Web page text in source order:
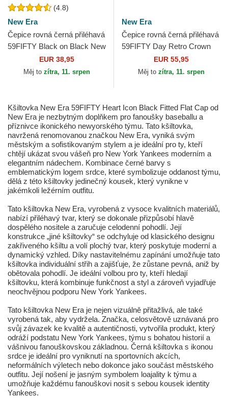
(4.8)
New Era
Čepice rovná černá přiléhavá
59FIFTY Black on Black New
York Yankees MLB New Era
EUR 38,95
Měj to zítra, 11. srpen
New Era
Čepice rovná černá přiléhavá
59FIFTY Day Retro Crown
New York Yankees MLB New
EUR 55,95
Měj to zítra, 11. srpen
Kšiltovka New Era 59FIFTY Heart Icon Black Fitted Flat Cap od
New Era je nezbytným doplňkem pro fanoušky baseballu a
příznivce ikonického newyorského týmu. Tato kšiltovka,
navržená renomovanou značkou New Era, vyniká svým
městským a sofistikovaným stylem a je ideální pro ty, kteří
chtějí ukázat svou vášeň pro New York Yankees moderním a
elegantním nádechem. Kombinace černé barvy s
emblematickým logem srdce, které symbolizuje oddanost týmu,
dělá z této kšiltovky jedinečný kousek, který vynikne v
jakémkoli ležérním outfitu.
Tato kšiltovka New Era, vyrobená z vysoce kvalitních materiálů,
nabízí přiléhavý tvar, který se dokonale přizpůsobí hlavě
dospělého nositele a zaručuje celodenní pohodlí. Její
konstrukce „jiné kšiltovky“ se odchyluje od klasického designu
zakřiveného kšiltu a volí plochý tvar, který poskytuje moderní a
dynamický vzhled. Díky nastavitelnému zapínání umožňuje tato
kšiltovka individuální střih a zajišťuje, že zůstane pevná, aniž by
obětovala pohodlí. Je ideální volbou pro ty, kteří hledají
kšiltovku, která kombinuje funkčnost a styl a zároveň vyjadřuje
neochvějnou podporu New York Yankees.
Tato kšiltovka New Era je nejen vizuálně přitažlivá, ale také
vyrobená tak, aby vydržela. Značka, celosvětově uznávaná pro
svůj závazek ke kvalitě a autentičnosti, vytvořila produkt, který
odráží podstatu New York Yankees, týmu s bohatou historií a
vášnivou fanouškovskou základnou. Černá kšiltovka s ikonou
srdce je ideální pro vyniknutí na sportovních akcích,
neformálních výletech nebo dokonce jako součást městského
outfitu. Její nošení je jasným symbolem loajality k týmu a
umožňuje každému fanouškovi nosit s sebou kousek identity
Yankees.